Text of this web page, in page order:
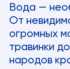
Вода —
От
огромных
травинки
народов